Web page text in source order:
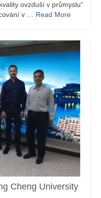
ovzduší v průmyslu“
v … Read More
Cheng University